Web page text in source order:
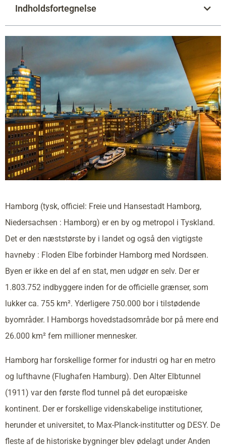
Indholdsfortegnelse
Hamborg (tysk, officiel: Freie und Hansestadt Hamborg,
Niedersachsen : Hamborg) er en by og metropol i Tyskland.
Det er den næststørste by i landet og også den vigtigste
havneby : Floden Elbe forbinder Hamborg med Nordsøen.
Byen er ikke en del af en stat, men udgør en selv. Der er
1.803.752 indbyggere inden for de officielle grænser, som
lukker ca. 755 km². Yderligere 750.000 bor i tilstødende
byområder. I Hamborgs hovedstadsområde bor på mere end
26.000 km² fem millioner mennesker.
Hamborg har forskellige former for industri og har en metro
og lufthavne (Flughafen Hamburg). Den Alter Elbtunnel
(1911) var den første flod tunnel på det europæiske
kontinent. Der er forskellige videnskabelige institutioner,
herunder et universitet, to Max-Planck-institutter og DESY. De
fleste af de historiske bygninger blev ødelagt under Anden